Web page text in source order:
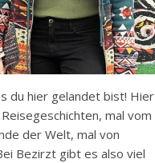
du hier gelandet bist! Hier
mal vom
der Welt, mal von
Bezirzt gibt es also viel